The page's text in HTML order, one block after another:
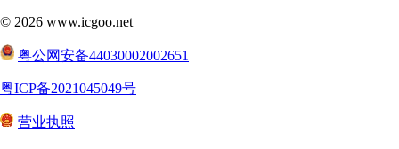
© 2026 www.icgoo.net
粤公网安备44030002002651
粤ICP备2021045049号
营业执照